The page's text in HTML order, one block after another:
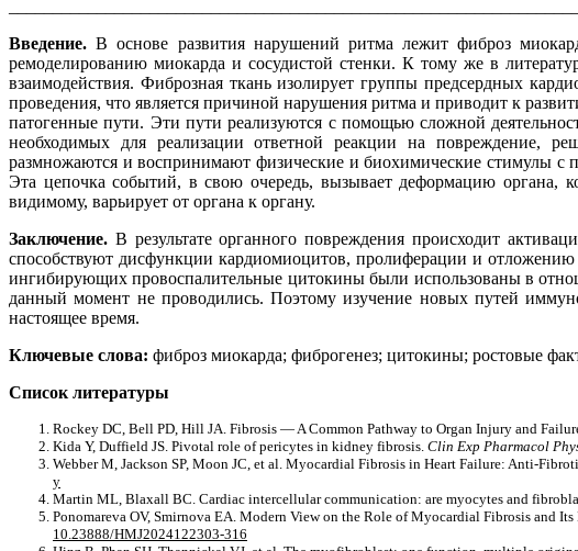
Введение. В основе развития нарушений ритма лежит фиброз
ремоделированию миокарда и сосудистой стенки. К тому же в
взаимодействия. Фиброзная ткань изолирует группы предсердных
проведения, что является причиной нарушения ритма и приводит к
патогенные пути. Эти пути реализуются с помощью сложной
необходимых для реализации ответной реакции на повреждение,
размножаются и воспринимают физические и биохимические стимулы с
Эта цепочка событий, в свою очередь, вызывает деформацию органа,
видимому, варьирует от органа к органу.
Заключение. В результате органного повреждения происходит
способствуют дисфункции кардиомиоцитов, пролиферации и
ингибирующих провоспалительные цитокины были использованы в
данный момент не проводились. Поэтому изучение новых путей
настоящее время.
Ключевые слова: фиброз миокарда; фиброгенез; цитокины; ростовые
Список литературы
Rockey DC, Bell PD, Hill JA. Fibrosis — A Common Pathway to Organ Injury and
Kida Y, Duffield JS. Pivotal role of pericytes in kidney fibrosis. Clin Exp Pharmacol
Webber M, Jackson SP, Moon JC, et al. Myocardial Fibrosis in Heart Failure: Anti-
y
Martin ML, Blaxall BC. Cardiac intercellular communication: are myocytes and
Ponomareva OV, Smirnova EA. Modern View on the Role of Myocardial Fibrosis and
10.23888/HMJ2024122303-316